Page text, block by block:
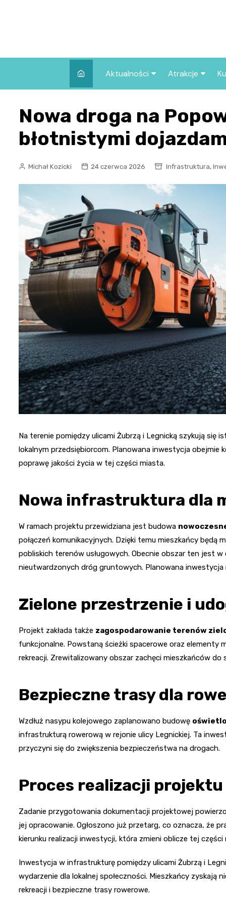
Aktualności
Wszystkie wpisy
Atrakcje
we Wrocławiu
Co warto
Wrocławiu?
Nowa droga na
błotnistymi
Michał Kozicki 24 czerwca 2026 Infrastruktura,
Na terenie pomiędzy ulicami Żubrzą i Legnicką szykują
lokalnym przedsiębiorcom. Planowana inwestycja
poprawę jakości życia w tej części miasta.
Nowa infrastruktura dla
W ramach projektu przewidziana jest budowa
połączeń komunikacyjnych. Dzięki temu mieszkańcy
pobliskich terenów usługowych. Obecnie obszar ten jest
nieutwardzonych dróg gruntowych. Planowana inwestycja
Zielone przestrzenie i
Projekt zakłada także zagospodarowanie terenów
funkcjonalne. Powstaną ścieżki spacerowe oraz elementy
rekreacji. Zrewitalizowany obszar zachęci mieszkańców
Bezpieczne trasy dla
Wzdłuż nasypu kolejowego zaplanowano budowę
infrastrukturą rowerową w rejonie ulicy Legnickiej. Ta
przyczyni się do zwiększenia bezpieczeństwa na drogach.
Proces realizacji projektu
Zadanie przygotowania dokumentacji projektowej
jej opracowanie. Ogłoszono już przetarg, co oznacza, że
kierunku realizacji inwestycji, która zmieni oblicze tej części
Inwestycja w infrastrukturę pomiędzy ulicami Żubrzą i
wydarzenie dla lokalnej społeczności. Mieszkańcy
rekreacji i bezpieczne trasy rowerowe.